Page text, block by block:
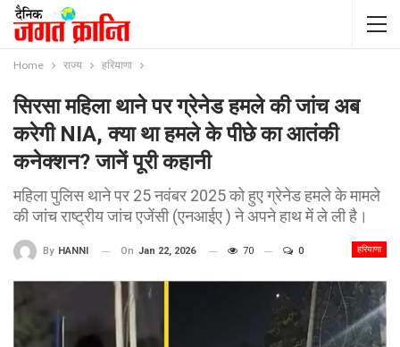
Home राज्य हरियाणा
सिरसा महिला थाने पर ग्रेनेड हमले की जांच अब
करेगी NIA, क्या था हमले के पीछे का आतंकी
कनेक्शन? जानें पूरी कहानी
महिला पुलिस थाने पर 25 नवंबर 2025 को हुए ग्रेनेड हमले के मामले
की जांच राष्ट्रीय जांच एजेंसी (एनआईए ) ने अपने हाथ में ले ली है।
हरियाणा
By HANNI On Jan 22, 2026 70 0